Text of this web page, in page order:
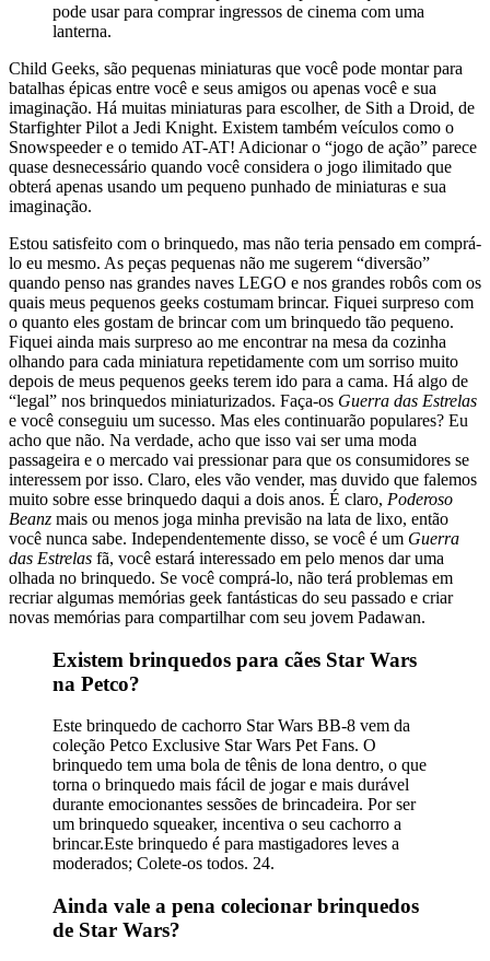
pode usar para comprar ingressos de cinema com uma
lanterna.
Child Geeks, são pequenas miniaturas que você pode montar para
batalhas épicas entre você e seus amigos ou apenas você e sua
imaginação. Há muitas miniaturas para escolher, de Sith a Droid, de
Starfighter Pilot a Jedi Knight. Existem também veículos como o
Snowspeeder e o temido AT-AT! Adicionar o “jogo de ação” parece
quase desnecessário quando você considera o jogo ilimitado que
obterá apenas usando um pequeno punhado de miniaturas e sua
imaginação.
Estou satisfeito com o brinquedo, mas não teria pensado em comprá-
lo eu mesmo. As peças pequenas não me sugerem “diversão”
quando penso nas grandes naves LEGO e nos grandes robôs com os
quais meus pequenos geeks costumam brincar. Fiquei surpreso com
o quanto eles gostam de brincar com um brinquedo tão pequeno.
Fiquei ainda mais surpreso ao me encontrar na mesa da cozinha
olhando para cada miniatura repetidamente com um sorriso muito
depois de meus pequenos geeks terem ido para a cama. Há algo de
“legal” nos brinquedos miniaturizados. Faça-os Guerra das Estrelas
e você conseguiu um sucesso. Mas eles continuarão populares? Eu
acho que não. Na verdade, acho que isso vai ser uma moda
passageira e o mercado vai pressionar para que os consumidores se
interessem por isso. Claro, eles vão vender, mas duvido que falemos
muito sobre esse brinquedo daqui a dois anos. É claro, Poderoso
Beanz mais ou menos joga minha previsão na lata de lixo, então
você nunca sabe. Independentemente disso, se você é um Guerra
das Estrelas fã, você estará interessado em pelo menos dar uma
olhada no brinquedo. Se você comprá-lo, não terá problemas em
recriar algumas memórias geek fantásticas do seu passado e criar
novas memórias para compartilhar com seu jovem Padawan.
Existem brinquedos para cães Star Wars
na Petco?
Este brinquedo de cachorro Star Wars BB-8 vem da
coleção Petco Exclusive Star Wars Pet Fans. O
brinquedo tem uma bola de tênis de lona dentro, o que
torna o brinquedo mais fácil de jogar e mais durável
durante emocionantes sessões de brincadeira. Por ser
um brinquedo squeaker, incentiva o seu cachorro a
brincar.Este brinquedo é para mastigadores leves a
moderados; Colete-os todos. 24.
Ainda vale a pena colecionar brinquedos
de Star Wars?